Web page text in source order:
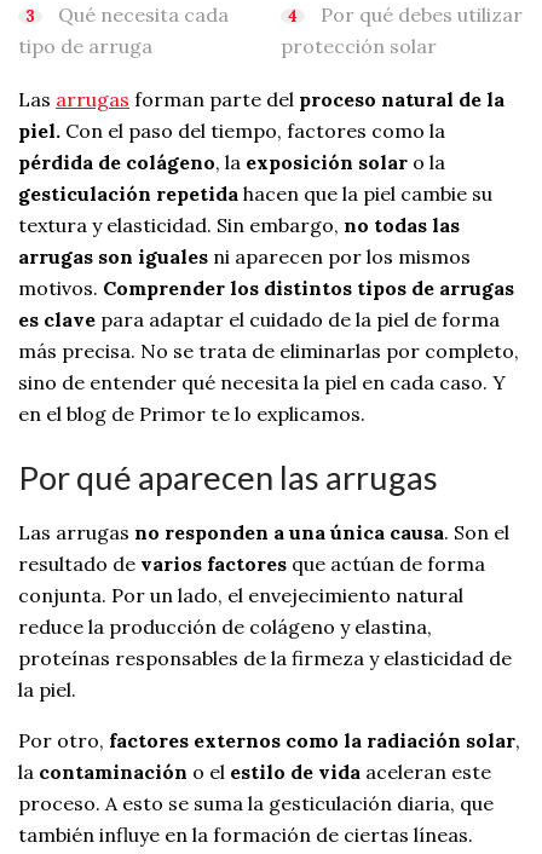
Qué necesita cada
tipo de arruga
Por qué debes utilizar
protección solar
Las arrugas forman parte del proceso natural de la
piel. Con el paso del tiempo, factores como la
pérdida de colágeno, la exposición solar o la
gesticulación repetida hacen que la piel cambie su
textura y elasticidad. Sin embargo, no todas las
arrugas son iguales ni aparecen por los mismos
motivos. Comprender los distintos tipos de arrugas
es clave para adaptar el cuidado de la piel de forma
más precisa. No se trata de eliminarlas por completo,
sino de entender qué necesita la piel en cada caso. Y
en el blog de Primor te lo explicamos.
Por qué aparecen las arrugas
Las arrugas no responden a una única causa. Son el
resultado de varios factores que actúan de forma
conjunta. Por un lado, el envejecimiento natural
reduce la producción de colágeno y elastina,
proteínas responsables de la firmeza y elasticidad de
la piel.
Por otro, factores externos como la radiación solar,
la contaminación o el estilo de vida aceleran este
proceso. A esto se suma la gesticulación diaria, que
también influye en la formación de ciertas líneas.